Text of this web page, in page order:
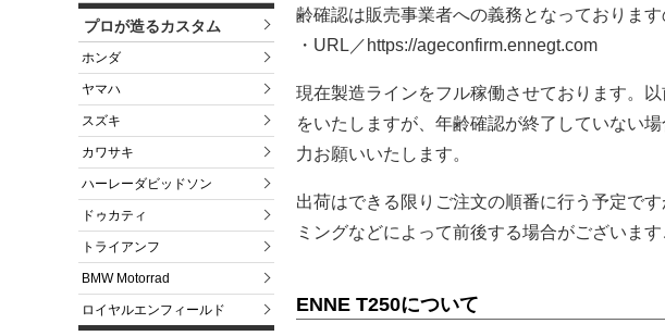
プロが造るカスタム
ホンダ
ヤマハ
スズキ
カワサキ
ハーレーダビッドソン
ドゥカティ
トライアンフ
BMW Motorrad
ロイヤルエンフィールド
齢確認は販売事業者への義務となっております
・URL／https://ageconfirm.ennegt.com
現在製造ラインをフル稼働させております。
をいたしますが、年齢確認が終了していない
力お願いいたします。
出荷はできる限りご注文の順番に行う予定で
ミングなどによって前後する場合がございま
ENNE T250について